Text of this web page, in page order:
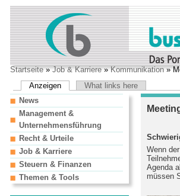
Startseite»Job & Karriere»Kommunikation»
Anzeigen
What links here
Wenn
Agenda
müssen
News
Management &
Unternehmensführung
Recht & Urteile
Job & Karriere
Steuern & Finanzen
Themen & Tools